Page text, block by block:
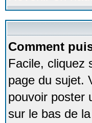
Comment
Facile, cliquez
page du sujet.
pouvoir poster
sur le bas de